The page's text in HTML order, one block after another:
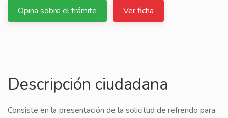
Opina sobre el trámite Ver ficha
Descripción ciudadana
Consiste en la presentación de la solicitud de refrendo para